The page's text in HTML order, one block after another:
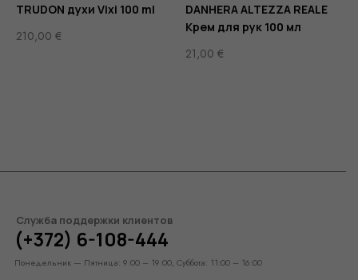
TRUDON духи Vixi 100 ml
210,00 €
DANHERA ALTEZZA REALE
Крем для рук 100 мл
21,00 €
Служба поддержки клиентов
(+372) 6-108-444
Понедельник — Пятница: 9:00 – 19:00, Суббота: 11:00 – 16:00